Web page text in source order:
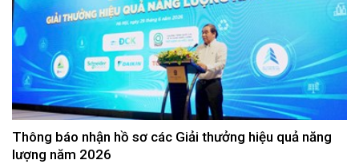
Thông báo nhận hồ sơ các Giải thưởng hiệu quả năng
lượng năm 2026